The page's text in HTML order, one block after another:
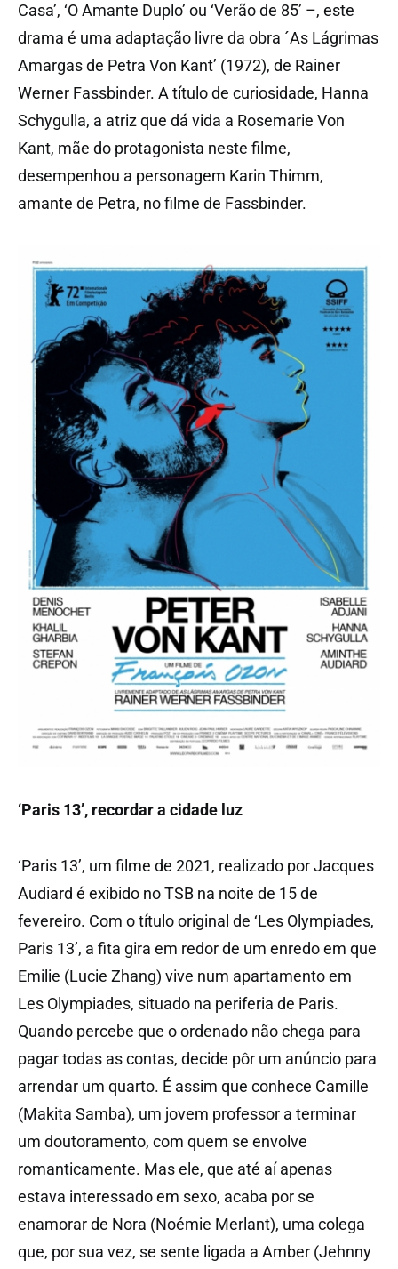
Casa’, ‘O Amante Duplo’ ou ‘Verão de 85’ –, este
drama é uma adaptação livre da obra ´As Lágrimas
Amargas de Petra Von Kant’ (1972), de Rainer
Werner Fassbinder. A título de curiosidade, Hanna
Schygulla, a atriz que dá vida a Rosemarie Von
Kant, mãe do protagonista neste filme,
desempenhou a personagem Karin Thimm,
amante de Petra, no filme de Fassbinder.
‘Paris 13’, recordar a cidade luz
‘Paris 13’, um filme de 2021, realizado por Jacques
Audiard é exibido no TSB na noite de 15 de
fevereiro. Com o título original de ‘Les Olympiades,
Paris 13’, a fita gira em redor de um enredo em que
Emilie (Lucie Zhang) vive num apartamento em
Les Olympiades, situado na periferia de Paris.
Quando percebe que o ordenado não chega para
pagar todas as contas, decide pôr um anúncio para
arrendar um quarto. É assim que conhece Camille
(Makita Samba), um jovem professor a terminar
um doutoramento, com quem se envolve
romanticamente. Mas ele, que até aí apenas
estava interessado em sexo, acaba por se
enamorar de Nora (Noémie Merlant), uma colega
que, por sua vez, se sente ligada a Amber (Jehnny